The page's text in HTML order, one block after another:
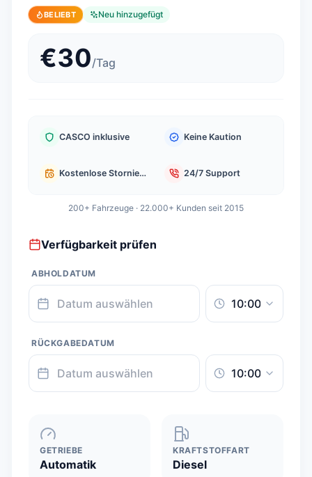
BELIEBT Neu hinzugefügt
€30/Tag
CASCO inklusive Keine Kaution
Kostenlose Stornierung 24/7 Support
200+ Fahrzeuge · 22.000+ Kunden seit 2015
Verfügbarkeit prüfen
ABHOLDATUM
RÜCKGABEDATUM
GETRIEBE
Automatik
KRAFTSTOFFART
Diesel